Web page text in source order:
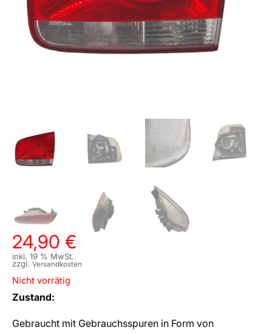
24,90 €
inkl. 19 % MwSt.
zzgl. Versandkosten
Nicht vorrätig
Zustand:
Gebraucht mit Gebrauchsspuren in Form von